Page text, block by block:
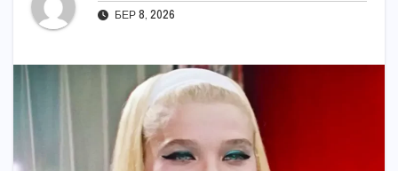
БЕР 8, 2026